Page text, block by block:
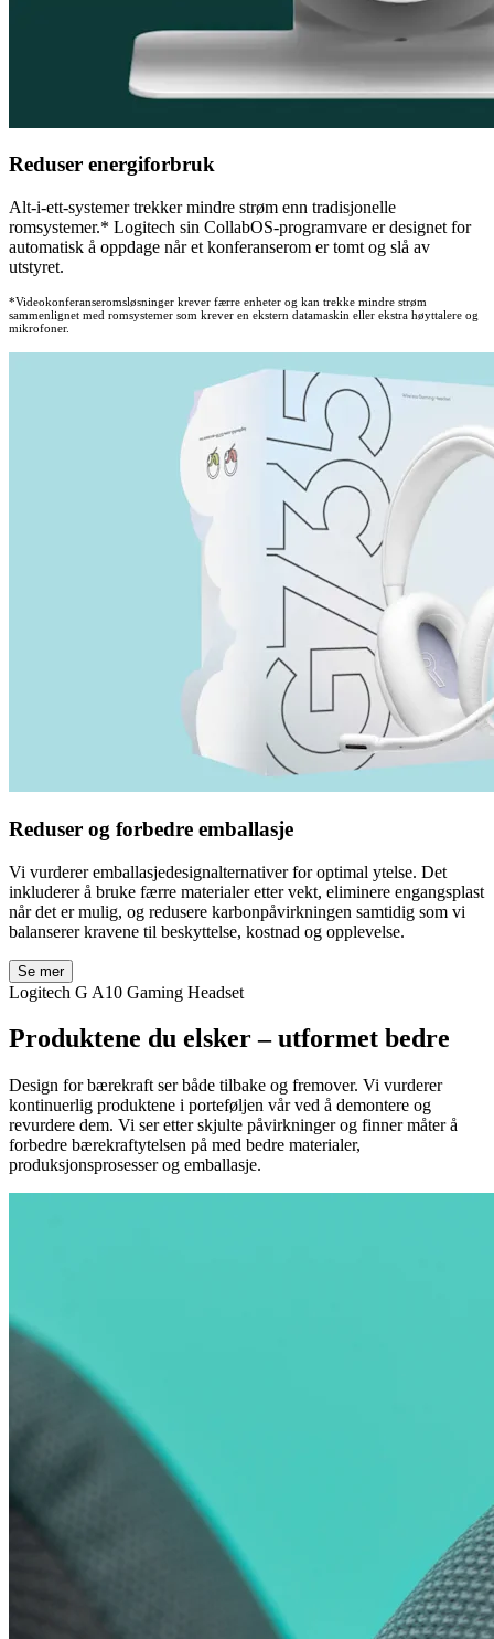
Reduser energiforbruk
Alt-i-ett-systemer trekker mindre strøm enn tradisjonelle
romsystemer.* Logitech sin CollabOS-programvare er designet for
automatisk å oppdage når et konferanserom er tomt og slå av
utstyret.
*Videokonferanseromsløsninger krever færre enheter og kan trekke mindre strøm
sammenlignet med romsystemer som krever en ekstern datamaskin eller ekstra høyttalere og
mikrofoner.
Reduser og forbedre emballasje
Vi vurderer emballasjedesignalternativer for optimal ytelse. Det
inkluderer å bruke færre materialer etter vekt, eliminere engangsplast
når det er mulig, og redusere karbonpåvirkningen samtidig som vi
balanserer kravene til beskyttelse, kostnad og opplevelse.
Se mer
Logitech G A10 Gaming Headset
Produktene du elsker – utformet bedre
Design for bærekraft ser både tilbake og fremover. Vi vurderer
kontinuerlig produktene i porteføljen vår ved å demontere og
revurdere dem. Vi ser etter skjulte påvirkninger og finner måter å
forbedre bærekraftytelsen på med bedre materialer,
produksjonsprosesser og emballasje.